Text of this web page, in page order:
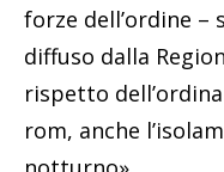
forze dell’ordine –
diffuso dalla
rispetto
rom, anche